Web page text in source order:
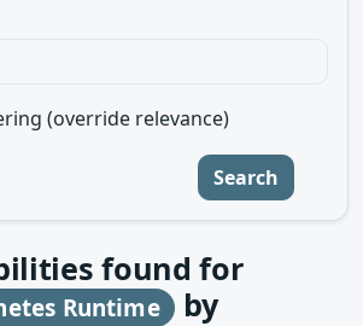
(override relevance)
Search
found for
Runtime by